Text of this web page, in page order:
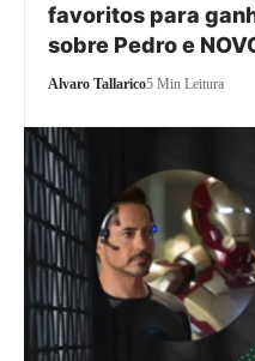
favoritos para
sobre Pedro e
Alvaro Tallarico5 Min Leitura